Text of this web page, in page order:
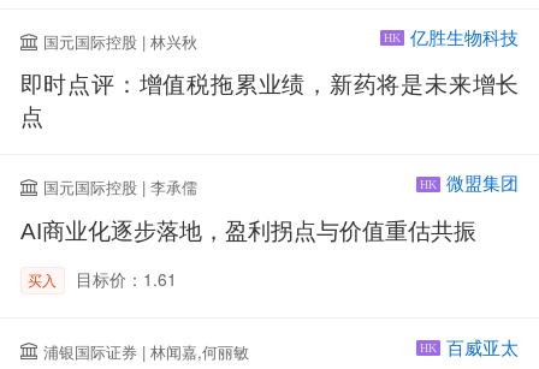
国元国际控股 | 林兴秋 HK 亿胜生物科技
即时点评：增值税拖累业绩，新药将是未来增长
点
国元国际控股 | 李承儒 HK 微盟集团
AI商业化逐步落地，盈利拐点与价值重估共振
买入 目标价：1.61
浦银国际证券 | 林闻嘉,何丽敏 HK 百威亚太